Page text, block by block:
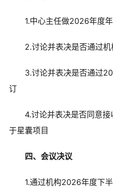
1.中心主任做2026年度
2.讨论并表决是否通过
3.讨论并表决是否通过
订
4.讨论并表决是否同意
于星囊项目
四、会议决议
1.通过机构2026年度下